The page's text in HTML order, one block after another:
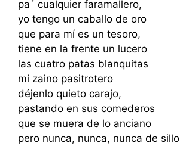
pa´ cualquier faramallero,
yo tengo un caballo de oro
que para mí es un tesoro,
tiene en la frente un lucero
las cuatro patas blanquitas
mi zaino pasitrotero
déjenlo quieto carajo,
pastando en sus comederos
que se muera de lo anciano
pero nunca, nunca, nunca de